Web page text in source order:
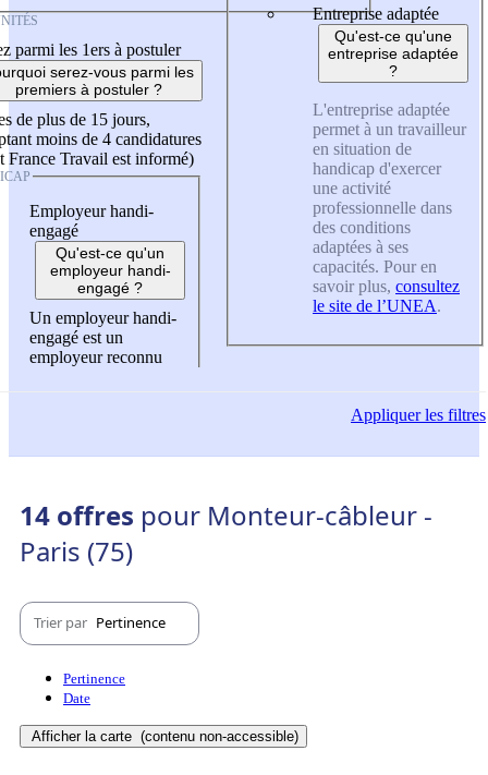
parmi les 1ers à postuler
serez-vous parmi les
premiers à postuler ?
de plus de 15 jours,
moins de 4 candidatures
France Travail est informé)
Employeur handi-
engagé
Qu'est-ce qu'un
employeur handi-
engagé ?
Un employeur handi-
engagé est un
employeur reconnu
Entreprise adaptée
Qu'est-ce qu'une
entreprise adaptée
?
L'entreprise adaptée
permet à un travailleur
en situation de
handicap d'exercer
une activité
professionnelle dans
des conditions
adaptées à ses
capacités. Pour en
savoir plus, consultez
le site de l’UNEA.
Appliquerles filtres
14 offres pour Monteur-câbleur -
Paris (75)
Trier par Pertinence
Pertinence
Date
Afficher la carte (contenu non-accessible)